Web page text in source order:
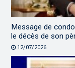
Message de
le décès de son
12/07/2026